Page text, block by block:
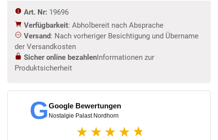
Art. Nr: 19696
Verfügbarkeit: Abholbereit nach Absprache
Versand: Nach vorheriger Besichtigung und Übername
der Versandkosten
Sicher online bezahlenInformationen zur
Produktsicherheit
GGoogle Bewertungen
Nostalgie Palast Nordhorn
★★★★ ★